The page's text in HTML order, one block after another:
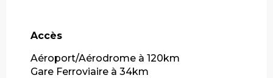
Accès
Accès
Aéroport/Aérodrome à 120km
Gare Ferroviaire à 34km